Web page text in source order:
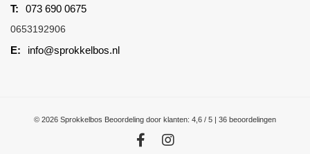
073 690 0675
0653192906
info@sprokkelbos.nl
© 2026 Sprokkelbos Beoordeling door klanten: 4,6 / 5 36 beoordelingen